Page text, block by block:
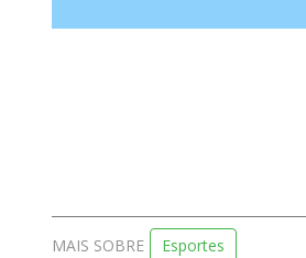
MAIS SOBRE Esportes